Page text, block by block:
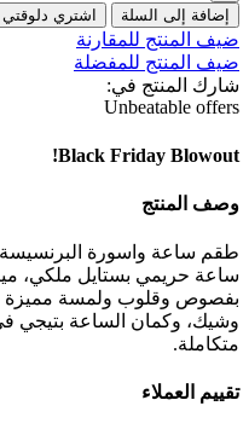
إضافة إلى السلة اشتري دلوقتي
ضيف المنتج للمقارنة
ضيف المنتج للمفضلة
شارك المنتج في:
Unbeatable offers
Black Friday Blowout!
وصف المنتج
طقم ساعة واسورة البرنسيسة
بفصوص وقلوب ولمسة مميزة
وشيك، وكمان الساعة بتيجي
متكاملة.
تقييم العملاء